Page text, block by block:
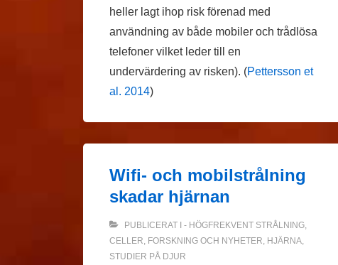
heller lagt ihop risk förenad med
användning av både mobiler och trådlösa
telefoner vilket leder till en
undervärdering av risken). (Pettersson et
al. 2014)
Wifi- och mobilstrålning
skadar hjärnan
PUBLICERAT I - HÖGFREKVENT STRÅLNING,
CELLER FORSKNING OCH NYHETER HJÄRNA,
STUDIER PÅ DJUR